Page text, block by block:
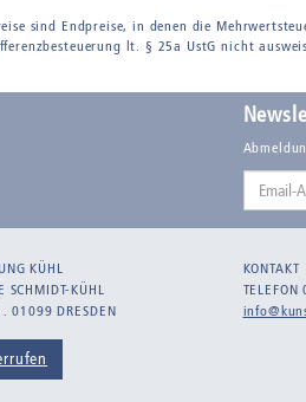
sind Endpreise, in denen die
lt. § 25a UstG nicht
Email-
KÜHL
SCHMIDT-KÜHL
01099 DRESDEN
KONTAKT